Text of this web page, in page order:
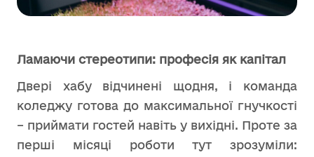
Ламаючи стереотипи: професія як капітал
Двері хабу відчинені щодня, і команда
коледжу готова до максимальної гнучкості
– приймати гостей навіть у вихідні. Проте за
перші місяці роботи тут зрозуміли: